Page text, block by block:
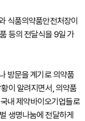
식품의약품안전처장이
등의 전달식을 9일 가
방문을 계기로 의약품
이 알려지면서, 의약품
내 제약바이오기업들로
생명나눔에 전달하게